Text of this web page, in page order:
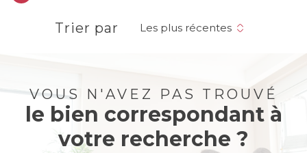
Trier par Les plus récentes
VOUS N'AVEZ PAS TROUVÉ
le bien correspondant à
votre recherche ?